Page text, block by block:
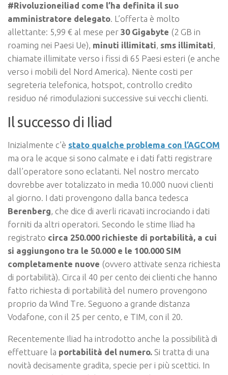
#Rivoluzioneiliad come l’ha definita il suo
amministratore delegato. L’offerta è molto
allettante: 5,99 € al mese per 30 Gigabyte (2 GB in
roaming nei Paesi Ue), minuti illimitati, sms illimitati,
chiamate illimitate verso i fissi di 65 Paesi esteri (e anche
verso i mobili del Nord America). Niente costi per
segreteria telefonica, hotspot, controllo credito
residuo né rimodulazioni successive sui vecchi clienti.
Il successo di Iliad
Inizialmente c’è stato qualche problema con l’AGCOM
ma ora le acque si sono calmate e i dati fatti registrare
dall’operatore sono eclatanti. Nel nostro mercato
dovrebbe aver totalizzato in media 10.000 nuovi clienti
al giorno. I dati provengono dalla banca tedesca
Berenberg, che dice di averli ricavati incrociando i dati
forniti da altri operatori. Secondo le stime Iliad ha
registrato circa 250.000 richieste di portabilità, a cui
si aggiungono tra le 50.000 e le 100.000 SIM
completamente nuove (ovvero attivate senza richiesta
di portabilità). Circa il 40 per cento dei clienti che hanno
fatto richiesta di portabilità del numero provengono
proprio da Wind Tre. Seguono a grande distanza
Vodafone, con il 25 per cento, e TIM, con il 20.
Recentemente Iliad ha introdotto anche la possibilità di
effettuare la portabilità del numero. Si tratta di una
novità decisamente gradita, specie per i più scettici. In